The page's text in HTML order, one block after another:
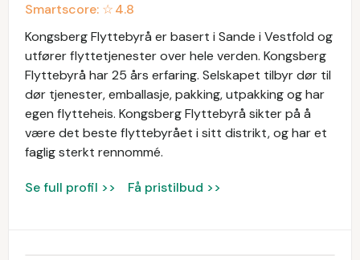
Smartscore: ☆4.8
Kongsberg Flyttebyrå er basert i Sande i Vestfold og
utfører flyttetjenester over hele verden. Kongsberg
Flyttebyrå har 25 års erfaring. Selskapet tilbyr dør til
dør tjenester, emballasje, pakking, utpakking og har
egen flytteheis. Kongsberg Flyttebyrå sikter på å
være det beste flyttebyrået i sitt distrikt, og har et
faglig sterkt rennommé.
Se full profil >> Få pristilbud >>